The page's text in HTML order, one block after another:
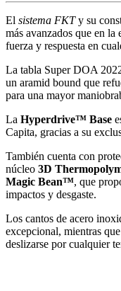
El sistema FKTy su
más avanzados que en
fuerza y respuesta en
La tabla Super DOA
un aramid bound que
para una mayor
La Hyperdrive™ Base
Capita, gracias a su
También cuenta con
núcleo 3D
Magic Bean™, que
impactos y desgaste.
Los cantos de acero
excepcional, mientras
deslizarse por cualquier